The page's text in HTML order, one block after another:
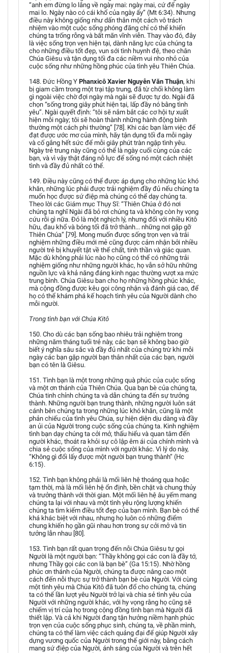
“anh em đừng lo lắng về ngày mai: ngày mai, cứ để ngày
mai lo. Ngày nào có cái khổ của ngày ấy” (Mt 6:34). Nhưng
điều này không giống như dấn thân một cách vô trách
nhiệm vào một cuộc sống phóng đãng chỉ có thể khiến
chúng ta trống rỗng và bất mãn vĩnh viễn. Thay vào đó, đây
là việc sống trọn vẹn hiện tại, dành năng lực của chúng ta
cho những điều tốt đẹp, vun sới tình huynh đệ, theo chân
Chúa Giêsu và tận dụng tối đa các niềm vui nho nhỏ của
cuộc sống như những hồng phúc của tình yêu Thiên Chúa.
148. Đức Hồng Y Phanxicô Xavier Nguyễn Văn Thuận, khi
bị giam cầm trong một trại tập trung, đã từ chối không làm
gì ngoài việc chờ đợi ngày mà ngài sẽ được tự do. Ngài đã
chọn “sống trong giây phút hiện tại, lấp đầy nó bằng tình
yêu”. Ngài quyết định: “tôi sẽ nắm bắt các cơ hội tự xuất
hiện mỗi ngày; tôi sẽ hoàn thành những hành động bình
thường một cách phi thường” [78]. Khi các bạn làm việc để
đạt được ước mơ của mình, hãy tận dụng tối đa mỗi ngày
và cố gắng hết sức để mỗi giây phút tràn ngập tình yêu.
Ngày trẻ trung này cũng có thể là ngày cuối cùng của các
bạn, và vì vậy thật đáng nỗ lực để sống nó một cách nhiệt
tình và đầy đủ nhất có thể.
149. Điều này cũng có thể được áp dụng cho những lúc khó
khăn, những lúc phải được trải nghiệm đầy đủ nếu chúng ta
muốn học được sứ điệp mà chúng có thể dạy chúng ta.
Theo lời các Giám mục Thụy Sĩ: “Thiên Chúa ở đó nơi
chúng ta nghĩ Ngài đã bỏ rơi chúng ta và không còn hy vọng
cứu rỗi gì nữa. Đó là một nghịch lý, nhưng đối với nhiều Kitô
hữu, đau khổ và bóng tối đã trở thành... những nơi gặp gỡ
Thiên Chúa” [79]. Mong muốn được sống trọn vẹn và trải
nghiệm những điều mới mẻ cũng được cảm nhận bởi nhiều
người trẻ bị khuyết tật về thể chất, tinh thần và giác quan.
Mặc dù không phải lúc nào họ cũng có thể có những trải
nghiệm giống như những người khác, họ vẫn sở hữu những
nguồn lực và khả năng đáng kinh ngạc thường vượt xa mức
trung bình. Chúa Giêsu ban cho họ những hồng phúc khác,
mà cộng đồng được kêu gọi công nhận và đánh giá cao, để
họ có thể khám phá kế hoạch tình yêu của Người dành cho
mỗi người.
Trong tình bạn với Chúa Kitô
150. Cho dù các bạn sống bao nhiêu trải nghiệm trong
những năm tháng tuổi trẻ này, các bạn sẽ không bao giờ
biết ý nghĩa sâu sắc và đầy đủ nhất của chúng trừ khi mỗi
ngày các bạn gặp người bạn thân nhất của các bạn, người
bạn có tên là Giêsu.
151. Tình bạn là một trong những quà phúc của cuộc sống
và một ơn thánh của Thiên Chúa. Qua bạn bè của chúng ta,
Chúa tinh chỉnh chúng ta và dẫn chúng ta đến sự trưởng
thành. Những người bạn trung thành, những người luôn sát
cánh bên chúng ta trong những lúc khó khăn, cũng là một
phản chiếu của tình yêu Chúa, sự hiện diện dịu dàng và đầy
an ủi của Người trong cuộc sống của chúng ta. Kinh nghiệm
tình bạn dạy chúng ta cởi mở, thấu hiểu và quan tâm đến
người khác, thoát ra khỏi sự cô lập êm ái của chính mình và
chia sẻ cuộc sống của mình với người khác. Vì lý do này,
“Không gì đổi lấy được một người bạn trung thành” (Hc
6:15).
152. Tình bạn không phải là mối liên hệ thoáng qua hoặc
tạm thời, mà là mối liên hệ ổn định, bền chặt và chung thủy
và trưởng thành với thời gian. Một mối liên hệ âu yếm mang
chúng ta lại với nhau và một tình yêu rộng lượng khiến
chúng ta tìm kiếm điều tốt đẹp của bạn mình. Bạn bè có thể
khá khác biệt với nhau, nhưng họ luôn có những điểm
chung khiến họ gần gũi nhau hơn trong sự cởi mở và tin
tưởng lẫn nhau [80].
153. Tình bạn rất quan trọng đến nỗi Chúa Giêsu tự gọi
Người là một người bạn: “Thầy không gọi các con là đầy tớ,
nhưng Thầy gọi các con là bạn bè” (Ga 15:15). Nhờ hồng
phúc ơn thánh của Người, chúng ta được nâng cao một
cách đến nỗi thực sự trở thành bạn bè của Người. Với cùng
một tình yêu mà Chúa Kitô đã tuôn đổ cho chúng ta, chúng
ta có thể lần lượt yêu Người trở lại và chia sẻ tình yêu của
Người với những người khác, với hy vọng rằng họ cũng sẽ
chiếm vị trí của họ trong cộng đồng tình bạn mà Người đã
thiết lập. Và cả khi Người đang tận hưởng niềm hạnh phúc
trọn vẹn của cuộc sống phục sinh, chúng ta, về phần mình,
chúng ta có thể làm việc cách quảng đại để giúp Người xây
dựng vương quốc của Người trong thế giới này, bằng cách
mang sứ điệp của Người, ánh sáng của Người và trên hết